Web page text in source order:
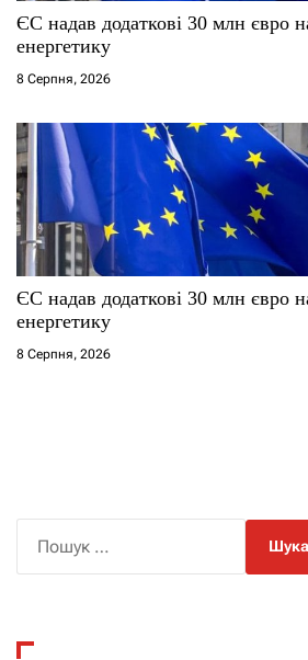
ЄС надав додаткові 30 млн євро
енергетику
8 Серпня, 2026
ЄС надав додаткові 30 млн євро
енергетику
8 Серпня, 2026
к